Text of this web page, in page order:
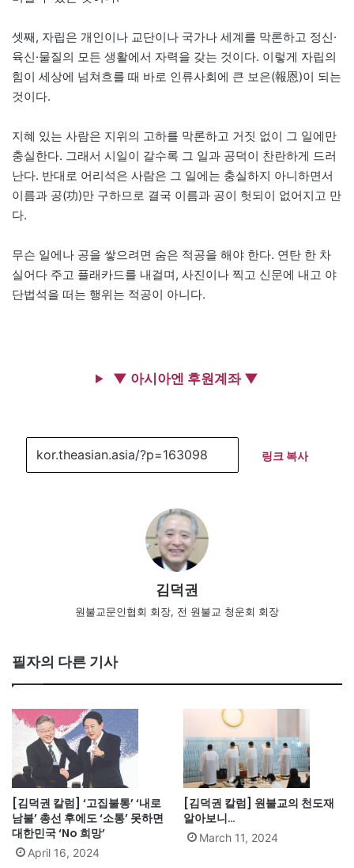
셋째, 자립은 개인이나 교단이나 국가나 세계를 막론하고 정신·
육신·물질의 모든 생활에서 자력을 갖는 것이다. 이렇게 자립의
힘이 세상에 넘쳐흐를 때 바로 인류사회에 큰 보은(報恩)이 되는
것이다.
지혜 있는 사람은 지위의 고하를 막론하고 거짓 없이 그 일에만
충실한다. 그래서 시일이 갈수록 그 일과 공덕이 찬란하게 드러
난다. 반대로 어리석은 사람은 그 일에는 충실하지 아니하면서
이름과 공(功)만 구하므로 결국 이름과 공이 헛되이 없어지고 만
다.
무슨 일에나 공을 쌓으려면 숨은 적공을 해야 한다. 연탄 한 차
실어다 주고 플래카드를 내걸며, 사진이나 찍고 신문에 내고 야
단법석을 떠는 행위는 적공이 아니다.
▼ 아시아엔 후원계좌 ▼
링크 복사
김덕권
원불교문인협회 회장, 전 원불교 청운회 회장
필자의 다른 기사
[김덕권 칼럼] ‘고집불통’ ‘내로
남불’ 총선 후에도 ‘소통’ 못하면
대한민국 ‘No 희망’
April 16, 2024
[김덕권 칼럼] 원불교의 천도재
알아보니…
March 11, 2024